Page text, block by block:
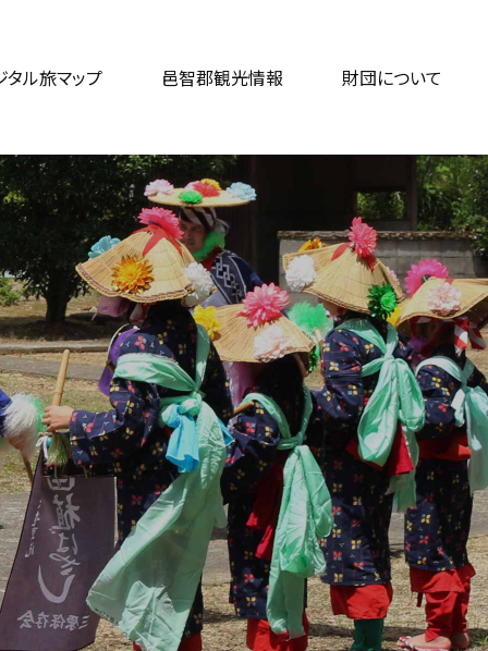
タル旅マップ 邑智郡観光情報 財団について